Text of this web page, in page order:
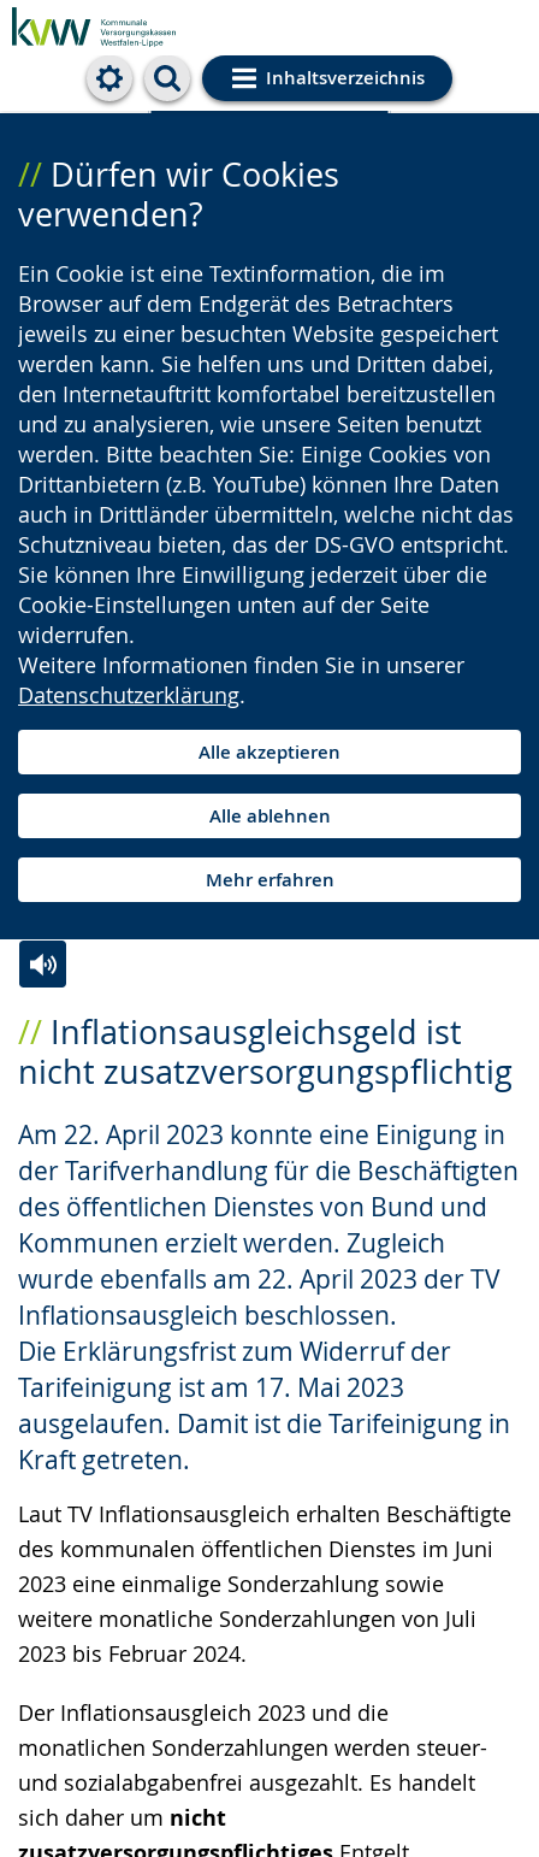
Inhaltsverzeichnis
Cookie-Einstellungen
Dürfen wir Cookies
verwenden?
Ein Cookie ist eine Textinformation, die im
Browser auf dem Endgerät des Betrachters
jeweils zu einer besuchten Website gespeichert
werden kann. Sie helfen uns und Dritten dabei,
den Internetauftritt komfortabel bereitzustellen
und zu analysieren, wie unsere Seiten benutzt
werden. Bitte beachten Sie: Einige Cookies von
Drittanbietern (z.B. YouTube) können Ihre Daten
auch in Drittländer übermitteln, welche nicht das
Schutzniveau bieten, das der DS-GVO entspricht.
Sie können Ihre Einwilligung jederzeit über die
Cookie-Einstellungen unten auf der Seite
widerrufen.
Weitere Informationen finden Sie in unserer
Datenschutzerklärung.
Alle akzeptieren
Alle ablehnen
Mehr erfahren
Inflationsausgleichsgeld ist
nicht zusatzversorgungspflichtig
Am 22. April 2023 konnte eine Einigung in
der Tarifverhandlung für die Beschäftigten
des öffentlichen Dienstes von Bund und
Kommunen erzielt werden. Zugleich
wurde ebenfalls am 22. April 2023 der TV
Inflationsausgleich beschlossen.
Die Erklärungsfrist zum Widerruf der
Tarifeinigung ist am 17. Mai 2023
ausgelaufen. Damit ist die Tarifeinigung in
Kraft getreten.
Laut TV Inflationsausgleich erhalten Beschäftigte
des kommunalen öffentlichen Dienstes im Juni
2023 eine einmalige Sonderzahlung sowie
weitere monatliche Sonderzahlungen von Juli
2023 bis Februar 2024.
Der Inflationsausgleich 2023 und die
monatlichen Sonderzahlungen werden steuer-
und sozialabgabenfrei ausgezahlt. Es handelt
sich daher um nicht
Leichten
Sprache
Audio-
Unterstützung.
Video
in
Gebärdensprache
wird
angezeigt.